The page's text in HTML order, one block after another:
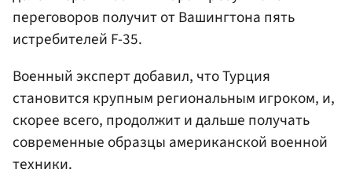
переговоров получит от Вашингтона пять
истребителей F-35.
Военный эксперт добавил, что Турция
становится крупным региональным игроком, и,
скорее всего, продолжит и дальше получать
современные образцы американской военной
техники.